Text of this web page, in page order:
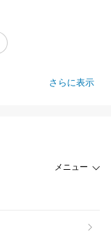
さらに表示
メニュー